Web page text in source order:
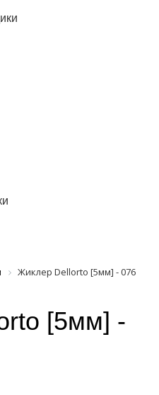
Жиклер Dellorto [5мм] - 076
[5мм] -